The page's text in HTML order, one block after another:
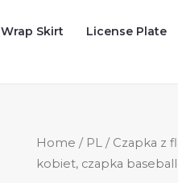
Wrap Skirt
License Plate
Home / PL / Czapka z
kobiet, czapka